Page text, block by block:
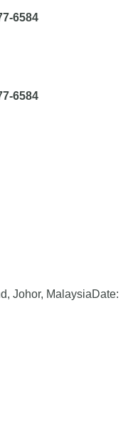
6584
6584
Johor, MalaysiaDate: